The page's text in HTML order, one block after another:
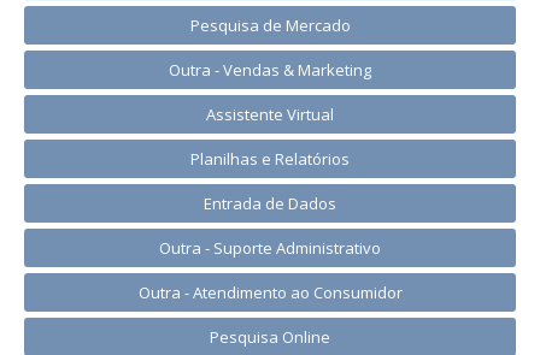
Pesquisa de Mercado
Outra - Vendas & Marketing
Assistente Virtual
Planilhas e Relatórios
Entrada de Dados
Outra - Suporte Administrativo
Outra - Atendimento ao Consumidor
Pesquisa Online